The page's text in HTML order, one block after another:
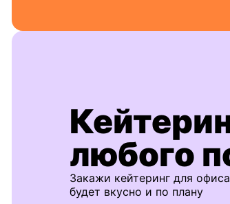
любого
Закажи кейтеринг для
будет вкусно и по плану